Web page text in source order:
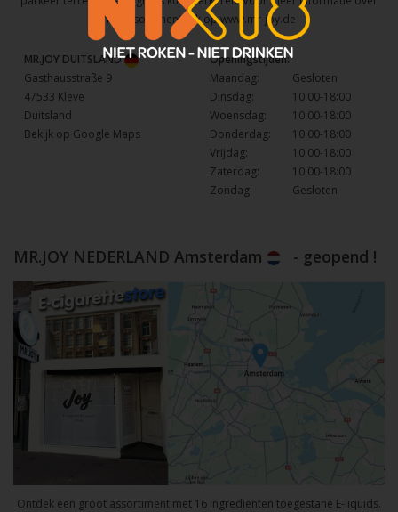
het assortiment kijk opwww.mr-joy.de
MR.JOY DUITSLAND
Gasthausstraße 9
47533 Kleve
Duitsland
Bekijk op Google Maps
Openingstijden:
Maandag:
Gesloten
Dinsdag:
10:00-18:00
Woensdag:
10:00-18:00
Donderdag:
10:00-18:00
Vrijdag:
10:00-18:00
Zaterdag:
10:00-18:00
Zondag:
Gesloten
MR.JOY NEDERLAND Amsterdam - geopend !
Ontdek een groot assortiment met 16 ingrediënten toegestane E-liquids.